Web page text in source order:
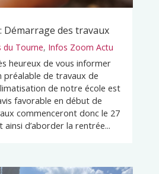
: Démarrage des travaux
du Tourne, Infos Zoom Actu
heureux de vous informer
préalable de travaux de
de notre école est
favorable en début de
commenceront donc le 27
d’aborder la rentrée...